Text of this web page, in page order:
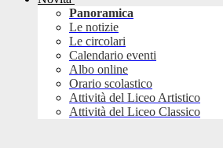
Panoramica
Le notizie
Le circolari
Calendario eventi
Albo online
Orario scolastico
Attività del Liceo Artistico
Attività del Liceo Classico